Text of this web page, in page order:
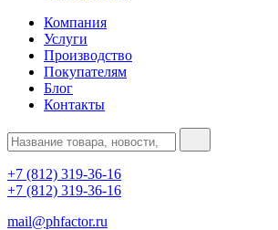
Компания
Услуги
Производство
Покупателям
Блог
Контакты
+7 (812) 319-36-16
+7 (812) 319-36-16
mail@phfactor.ru